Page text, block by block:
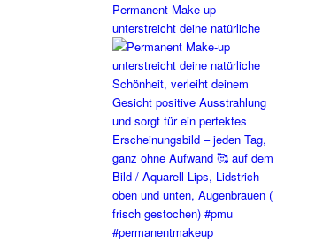
Permanent Make-up
unterstreicht deine natürliche